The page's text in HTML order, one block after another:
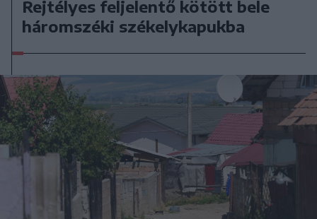
Rejtélyes feljelentő kötött bele
háromszéki székelykapukba